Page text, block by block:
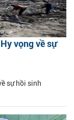
vọng về sự
sự hồi sinh